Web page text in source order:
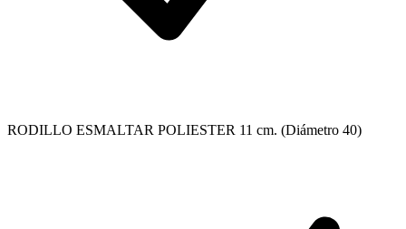
RODILLO ESMALTAR POLIESTER 11 cm. (Diámetro 40)